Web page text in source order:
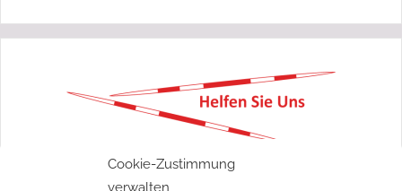
Cookie-Zustimmung
verwalten
„Ohne Moos nix los“